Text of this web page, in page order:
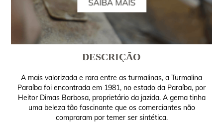
DESCRIÇÃO
A mais valorizada e rara entre as turmalinas, a Turmalina
Paraíba foi encontrada em 1981, no estado da Paraíba, por
Heitor Dimas Barbosa, proprietário da jazida. A gema tinha
uma beleza tão fascinante que os comerciantes não
compraram por temer ser sintética.